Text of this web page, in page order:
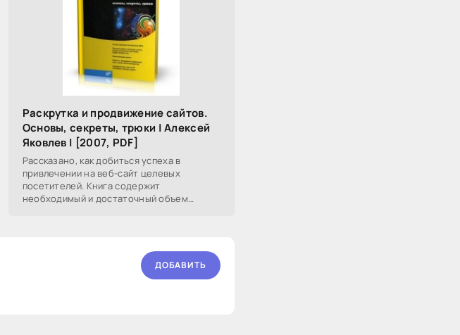
Раскрутка и продвижение сайтов.
Основы, секреты, трюки | Алексей
Яковлев | [2007, PDF]
Рассказано, как добиться успеха в
привлечении на веб-сайт целевых
посетителей. Книга содержит
необходимый и достаточный объем
ДОБАВИТЬ